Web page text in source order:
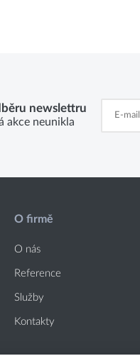
newslettru
akce neunikla
O firmě
O nás
Reference
Služby
Kontakty